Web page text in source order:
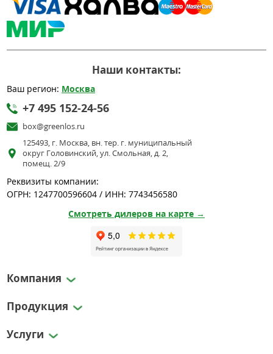
Наши контакты:
Ваш регион: Москва
+7 495 152-24-56
box@greenlos.ru
125493, г. Москва, вн. тер. г. муниципальный
округ Головинский, ул. Смольная, д. 2,
помещ. 2/9
Реквизиты компании:
ОГРН: 1247700596604 / ИНН: 7743456580
Смотреть дилеров на карте →
Компания
Продукция
Услуги